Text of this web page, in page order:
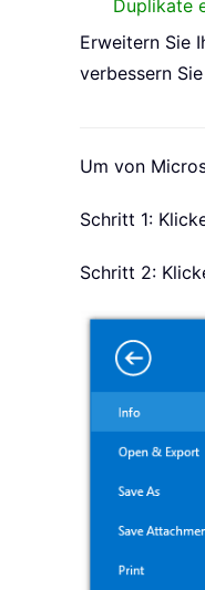
Duplikate
Erweitern Sie
verbessern
Um von
Schritt 1:
Schritt 2: